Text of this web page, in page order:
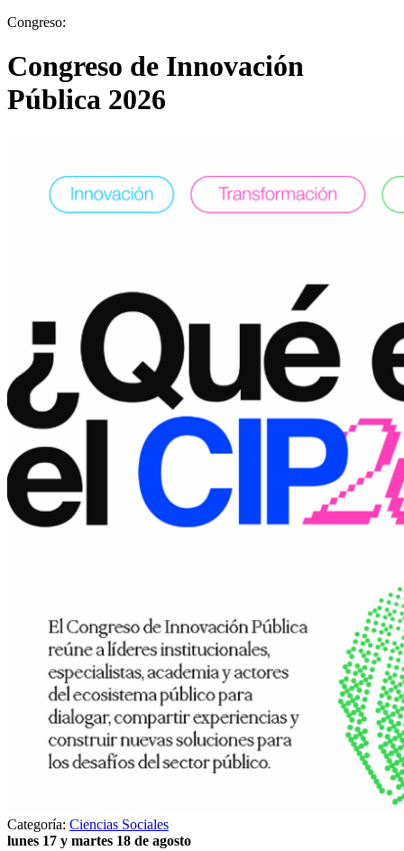
Congreso:
Congreso de Innovación
Pública 2026
Categoría: Ciencias Sociales
lunes 17 y martes 18 de agosto